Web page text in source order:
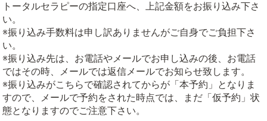
トータルセラピーの指定口座へ、上記金額をお振り込み下さ
い。
※振り込み手数料は申し訳ありませんがご自身でご負担下さ
い。
※振り込み先は、お電話やメールでお申し込みの後、お電話
ではその時、メールでは返信メールでお知らせ致します。
※振り込みがこちらで確認されてからが「本予約」となりま
すので、メールで予約をされた時点では、まだ「仮予約」状
態となりますのでご注意下さい。